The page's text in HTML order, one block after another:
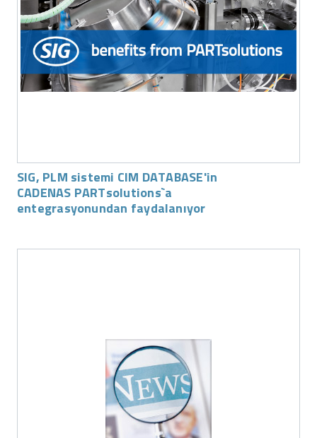
SIG, PLM sistemi CIM DATABASE'in
CADENAS PARTsolutions`a
entegrasyonundan faydalanıyor